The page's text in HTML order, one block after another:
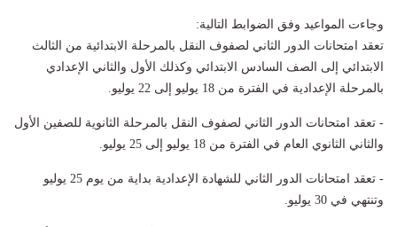
وجاءت المواعيد وفق الضوابط التالية:
تعقد امتحانات الدور الثاني لصفوف النقل بالمرحلة الابتدائية من الثالث
الابتدائي إلى الصف السادس الابتدائي وكذلك الأول والثاني الإعدادي
بالمرحلة الإعدادية في الفترة من 18 يوليو إلى 22 يوليو.
- تعقد امتحانات الدور الثاني لصفوف النقل بالمرحلة الثانوية للصفين الأول
والثاني الثانوي العام في الفترة من 18 يوليو إلى 25 يوليو.
- تعقد امتحانات الدور الثاني للشهادة الإعدادية بداية من يوم 25 يوليو
وتنتهي في 30 يوليو.